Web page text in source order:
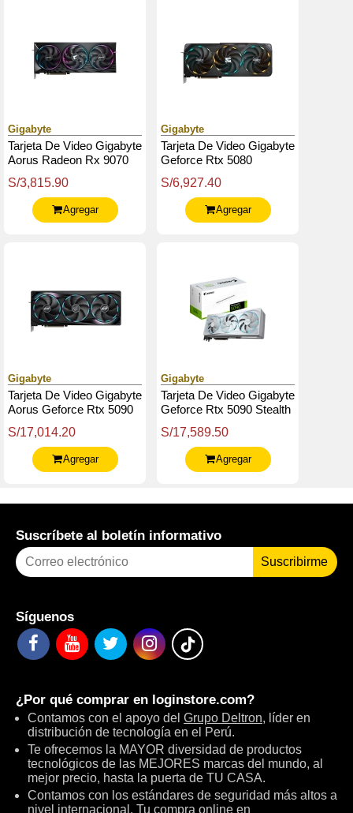
Gigabyte
Tarjeta De Video Gigabyte
Aorus Radeon Rx 9070
Gddr6, Pci-E 5.0
S/3,815.90
Agregar
Gigabyte
Tarjeta De Video Gigabyte
Geforce Rtx 5080
Gddr7, Pcie Gen 5.0
S/6,927.40
Agregar
Gigabyte
Tarjeta De Video Gigabyte
Aorus Geforce Rtx 5090
Gddr7, Pcie Gen 5.0
S/17,014.20
Agregar
Gigabyte
Tarjeta De Video Gigabyte
Geforce Rtx 5090 Stealth
Pcie Gen 5.0
S/17,589.50
Agregar
Suscríbete al boletín informativo
Suscribirme
Síguenos
¿Por qué comprar en loginstore.com?
Contamos con el apoyo del Grupo Deltron, líder en
distribución de tecnología en el Perú.
Te ofrecemos la MAYOR diversidad de productos
tecnológicos de las MEJORES marcas del mundo, al
mejor precio, hasta la puerta de TU CASA.
Contamos con los estándares de seguridad más altos a
nivel internacional. Tu compra online en